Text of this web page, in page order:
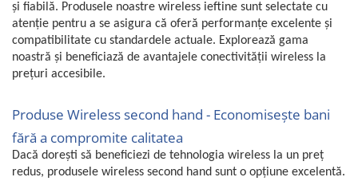
Accesorii si piese masini spalat
vase
Aparate Frigorifice
Aparate Racire Aer
Climatizare & sisteme de incalzire
Electrocasnice pentru Bucatarie
Fiare de calcat si masini de cusut
Ingrijire Locuinta
și fiabilă. Produsele noastre wireless ieftine sunt selectate cu
atenție pentru a se asigura că oferă performanțe excelente și
compatibilitate cu standardele actuale. Explorează gama
noastră și beneficiază de avantajele conectivității wireless la
prețuri accesibile.
Produse Wireless second hand - Economisește bani
fără a compromite calitatea
Dacă dorești să beneficiezi de tehnologia wireless la un preț
redus, produsele wireless second hand sunt o opțiune excelentă.